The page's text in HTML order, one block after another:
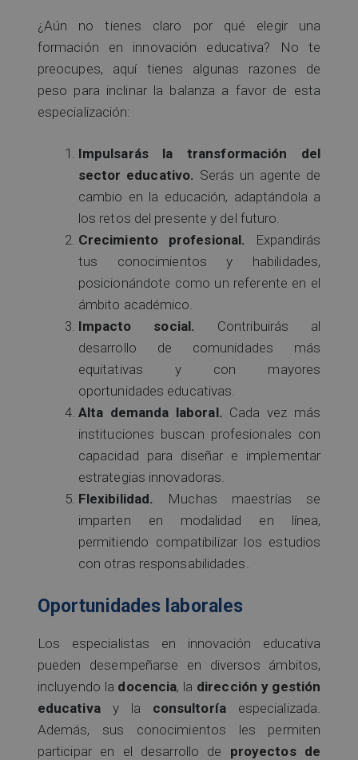
¿Aún no tienes claro por qué elegir una
formación en innovación educativa? No te
preocupes, aquí tienes algunas razones de
peso para inclinar la balanza a favor de esta
especialización:
Impulsarás la transformación del
sector educativo. Serás un agente de
cambio en la educación, adaptándola a
los retos del presente y del futuro.
Crecimiento profesional. Expandirás
tus conocimientos y habilidades,
posicionándote como un referente en el
ámbito académico.
Impacto social. Contribuirás al
desarrollo de comunidades más
equitativas y con mayores
oportunidades educativas.
Alta demanda laboral. Cada vez más
instituciones buscan profesionales con
capacidad para diseñar e implementar
estrategias innovadoras.
Flexibilidad. Muchas maestrías se
imparten en modalidad en línea,
permitiendo compatibilizar los estudios
con otras responsabilidades.
Oportunidades laborales
Los especialistas en innovación educativa
pueden desempeñarse en diversos ámbitos,
incluyendo la docencia, la dirección y gestión
educativay la consultoríaespecializada.
Además, sus conocimientos les permiten
participar en el desarrollo de proyectos de